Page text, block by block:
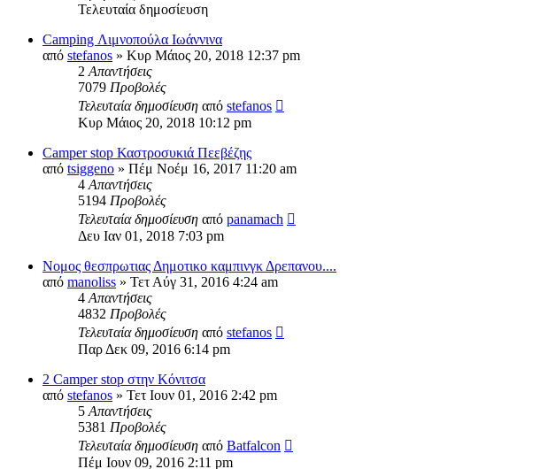
Τελευταία δημοσίευση
Camping Λιμνοπούλα Ιωάννινα
από stefanos » Κυρ Μάιος 20, 2018 12:37 pm
2 Απαντήσεις
7079 Προβολές
Τελευταία δημοσίευση από stefanos
Κυρ Μάιος 20, 2018 10:12 pm
Camper stop Καστροσυκιά Πεεβέζης
από tsiggeno » Πέμ Νοέμ 16, 2017 11:20 am
4 Απαντήσεις
5194 Προβολές
Τελευταία δημοσίευση από panamach
Δευ Ιαν 01, 2018 7:03 pm
Νομος θεσπρωτιας Δημοτικο καμπινγκ Δρεπανου....
από manoliss » Τετ Αύγ 31, 2016 4:24 am
4 Απαντήσεις
4832 Προβολές
Τελευταία δημοσίευση από stefanos
Παρ Δεκ 09, 2016 6:14 pm
2 Camper stop στην Κόνιτσα
από stefanos » Τετ Ιουν 01, 2016 2:42 pm
5 Απαντήσεις
5381 Προβολές
Τελευταία δημοσίευση από Batfalcon
Πέμ Ιουν 09, 2016 2:11 pm